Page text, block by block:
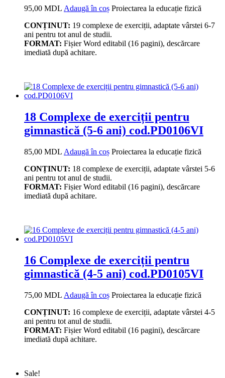
95,00 MDL Adaugă în coș Proiectarea la educație fizică
CONȚINUT: 19 complexe de exerciții, adaptate vârstei 6-7
ani pentru tot anul de studii.
FORMAT: Fișier Word editabil (16 pagini), descărcare
imediată după achitare.
18 Complexe de exerciții pentru
gimnastică (5-6 ani) cod.PD0106VI
85,00 MDL Adaugă în coș Proiectarea la educație fizică
CONȚINUT: 18 complexe de exerciții, adaptate vârstei 5-6
ani pentru tot anul de studii.
FORMAT: Fișier Word editabil (16 pagini), descărcare
imediată după achitare.
16 Complexe de exerciții pentru
gimnastică (4-5 ani) cod.PD0105VI
75,00 MDL Adaugă în coș Proiectarea la educație fizică
CONȚINUT: 16 complexe de exerciții, adaptate vârstei 4-5
ani pentru tot anul de studii.
FORMAT: Fișier Word editabil (16 pagini), descărcare
imediată după achitare.
Sale!